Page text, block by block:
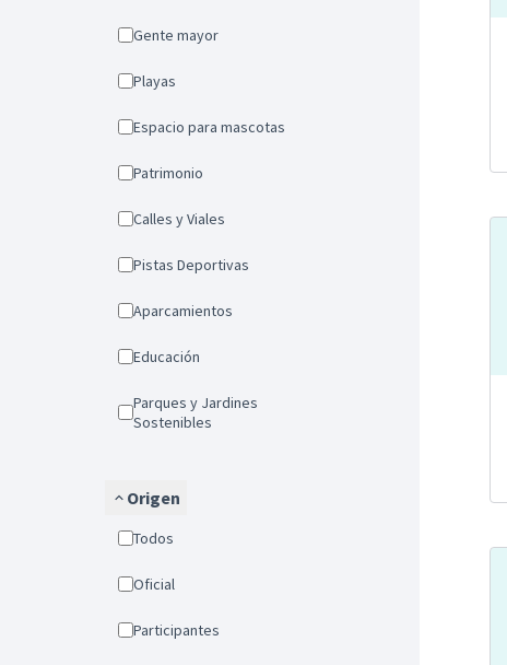
Gente mayor
Playas
Espacio para mascotas
Patrimonio
Calles y Viales
Pistas Deportivas
Aparcamientos
Educación
Parques y Jardines
Sostenibles
Origen
Todos
Oficial
Participantes